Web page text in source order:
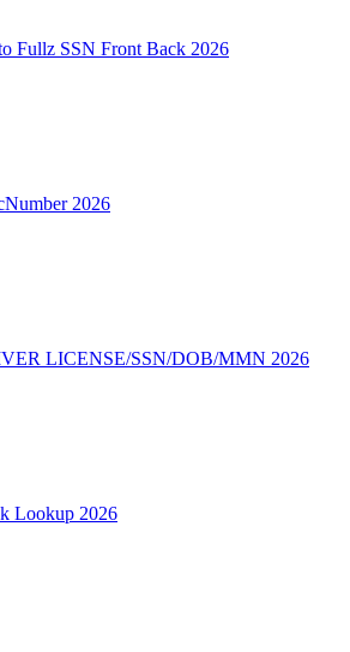
Fullz SSN Front Back 2026
2026
LICENSE/SSN/DOB/MMN 2026
Lookup 2026